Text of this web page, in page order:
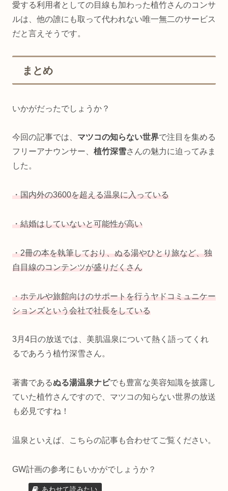
愛する利用者としての目線も加わった植竹さんのコンサ
ルは、他の誰にも取って代われない唯一無二のサービス
だと言えそうです。
まとめ
いかがだったでしょうか？
今回の記事では、 マツコの知らない世界で注目を集める
フリーアナウンサー、 植竹深雪さんの魅力に迫ってみま
した。
・国内外の3600を超える温泉に入っている
・結婚はしていないと可能性が高い
・2冊の本を執筆しており、ぬる湯やひとり旅など、独
自目線のコンテンツが盛りだくさん
・ホテルや旅館向けのサポートを行うヤドコミュニケー
ションズという会社で社長をしている
3月4日の放送では、美肌温泉について熱く語ってくれ
るであろう植竹深雪さん。
著書であるぬる湯温泉ナビでも豊富な美容知識を披露し
ていた植竹さんですので、マツコの知らない世界の放送
も必見ですね！
温泉といえば、こちらの記事も合わせてご覧ください。
GW計画の参考にもいかがでしょうか？